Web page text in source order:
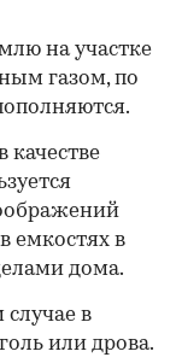
на участке
газом, по
качестве
емкостях в
дома.
случае в
или дрова.